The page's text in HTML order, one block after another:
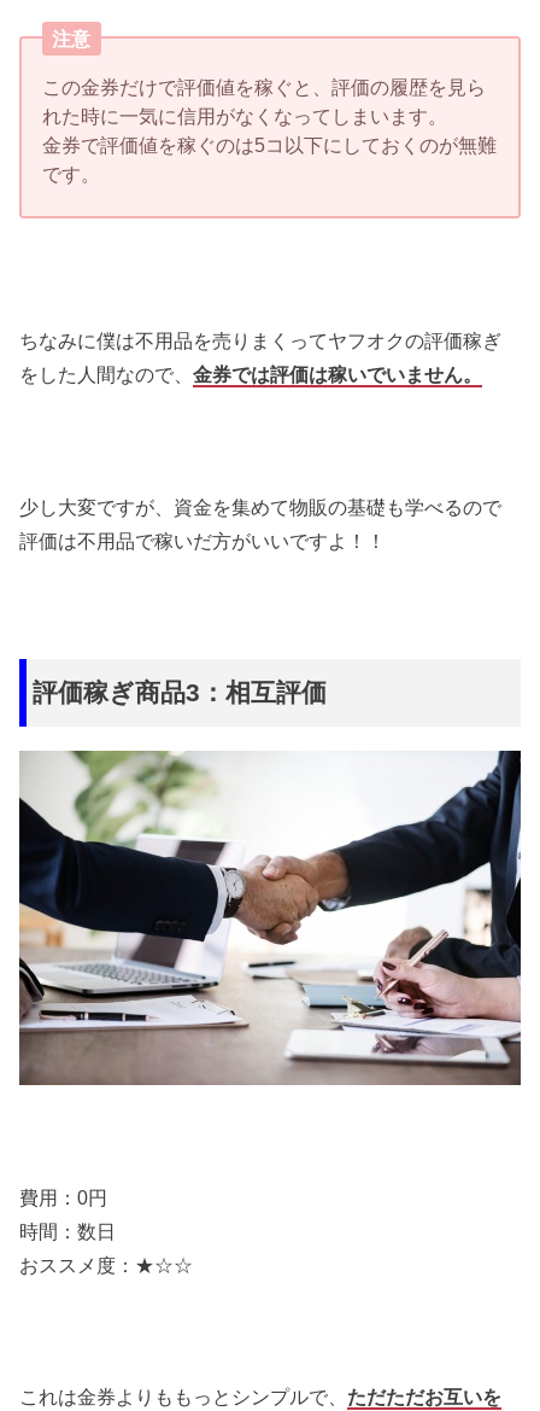
注意
この金券だけで評価値を稼ぐと、評価の履歴を見ら
れた時に一気に信用がなくなってしまいます。
金券で評価値を稼ぐのは5コ以下にしておくのが無難
です。
ちなみに僕は不用品を売りまくってヤフオクの評価稼ぎ
をした人間なので、金券では評価は稼いでいません。
少し大変ですが、資金を集めて物販の基礎も学べるので
評価は不用品で稼いだ方がいいですよ！！
評価稼ぎ商品3：相互評価
費用：0円
時間：数日
おススメ度：★☆☆
これは金券よりももっとシンプルで、 ただただお互いを